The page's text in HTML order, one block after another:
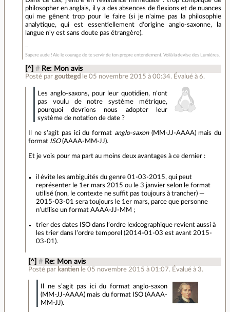
philosopher en anglais, il y a des absences de flexions et de nuances
qui me gênent trop pour le faire (si je n'aime pas la philosophie
analytique, qui est essentiellement d'origine anglo-saxonne, la
langue n'y est sans doute pas étrangère).
Sapere aude ! Aie le courage de te servir de ton propre entendement. Voilà la devise des Lumières.
[^] # Re: Mon avis
Posté par gouttegd le 05 novembre 2015 à 00:34. Évalué à 6.
Les anglo-saxons, pour leur quotidien, n'ont
pas voulu de notre système métrique,
pourquoi devrions nous adopter leur
système de notation de date ?
Il ne s’agit pas ici du format anglo-saxon(MM-JJ-AAAA) mais du
format ISO(AAAA-MM-JJ).
Et je vois pour ma part au moins deux avantages à ce dernier :
il évite les ambiguités du genre 01-03-2015, qui peut
représenter le 1er mars 2015 ou le 3 janvier selon le format
utilisé (non, le contexte ne suffit pas toujours à trancher) —
2015-03-01 sera toujours le 1er mars, parce que personne
n’utilise un format AAAA-JJ-MM ;
trier des dates ISO dans l’ordre lexicographique revient aussi à
les trier dans l’ordre temporel (2014-01-03 est avant 2015-
03-01).
[^] # Re: Mon avis
Posté par kantien le 05 novembre 2015 à 01:07. Évalué à 3.
Il ne s’agit pas ici du format anglo-saxon
(MM-JJ-AAAA) mais du format ISO (AAAA-
MM-JJ).